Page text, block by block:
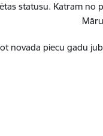
statusu. Katram no
novada piecu gadu